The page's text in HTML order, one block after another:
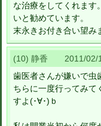
な治療をしてくれます
いと勧めています。
末永きお付き合い望み
(10) 静香 2011/02/
歯医者さんが嫌いで虫
ちらに一度行ってみて
すよ(･∀･)ｂ